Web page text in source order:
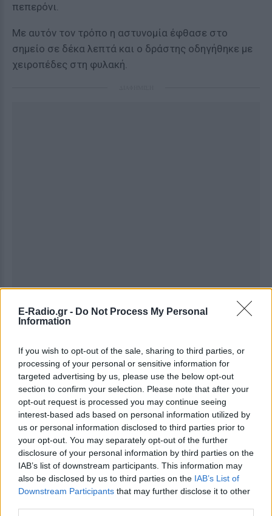
E-Radio.gr - Do Not Process My Personal
Information
If you wish to opt-out of the sale, sharing to third parties, or
processing of your personal or sensitive information for
targeted advertising by us, please use the below opt-out
section to confirm your selection. Please note that after your
opt-out request is processed you may continue seeing
interest-based ads based on personal information utilized by
us or personal information disclosed to third parties prior to
your opt-out. You may separately opt-out of the further
disclosure of your personal information by third parties on the
IAB’s list of downstream participants. This information may
also be disclosed by us to third parties on the IAB’s List of
Downstream Participants that may further disclose it to other
πεπερόνι.
Με αυτόν τον τρόπο η αστυνομία έφθασε στο
σημείο σε δέκα λεπτά και ο δράστης οδηγήθηκε με
χειροπέδες στη φυλακή.
Ακολουθήστε το E-Radio.gr στοGoogle News
και μάθετε πρώτοι τα πιο hot νέα.
Εσύ μπήκες στο E-Daily.gr; Τα νέα της ημέρας
και ότι σου κάνει κλικ!
Ακολουθήστε το E-Radio.gr και στο Instagram
ΔΙΑΦΗΜΙΣΗ